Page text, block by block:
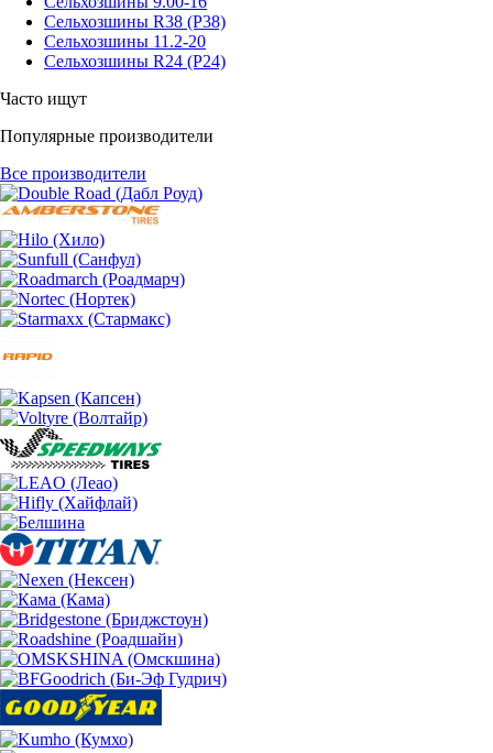
Сельхозшины R38 (Р38)
Сельхозшины 11.2-20
Сельхозшины R24 (Р24)
Часто ищут
Популярные производители
Все производители